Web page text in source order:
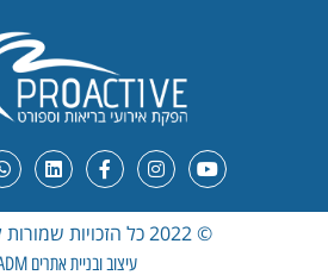
עיצוב ובניית אתרים NADM
© 2022 כל הזכויות שמורות לפרוראקטיב